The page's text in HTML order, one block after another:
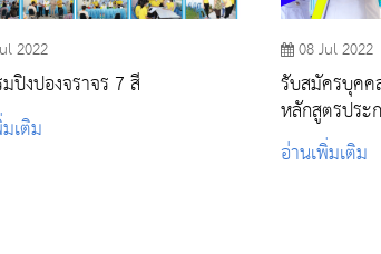
2022
ปิงปองจราจร 7 สี
เติม
08 Jul 2022
รับสมัครบุคค
หลักสูตรประ
พยาบาล(PN)
อ่านเพิ่มเติม